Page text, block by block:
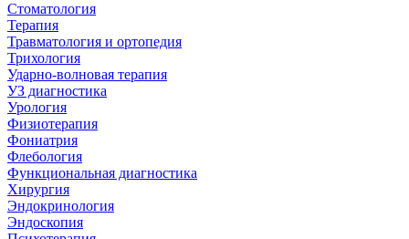
Стоматология
Терапия
Травматология и ортопедия
Трихология
Ударно-волновая терапия
УЗ диагностика
Урология
Физиотерапия
Фониатрия
Флебология
Функциональная диагностика
Хирургия
Эндокринология
Эндоскопия